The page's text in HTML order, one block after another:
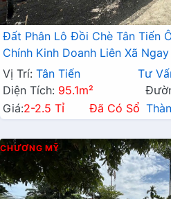
Đất Phân Lô Đồi Chè Tân Tiến
Chính Kinh Doanh Liên Xã Ngay
Vị Trí: Tân Tiến Tư
Diện Tích: 95.1m²
Giá:2-2.5 Tỉ Đã Có Sổ
CHƯƠNG MỸ